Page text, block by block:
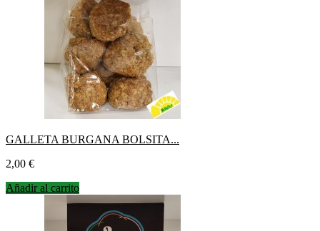
GALLETA BURGANA BOLSITA...
Precio
2,00 €
Añadir al carrito